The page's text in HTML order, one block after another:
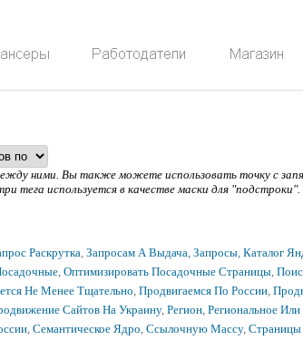
между ними. Вы также можете использовать точку с
тега используется в качестве маски для "подстроки".
Раскрутка, Запросам А Выдача, Запросы, Каталог
, Оптимизировать Посадочные Страницы,
Не Менее Тщательно, Продвигаемся По России,
Сайтов На Украину, Регион, Региональное Или
, Семантическое Ядро, Ссылочную Массу,